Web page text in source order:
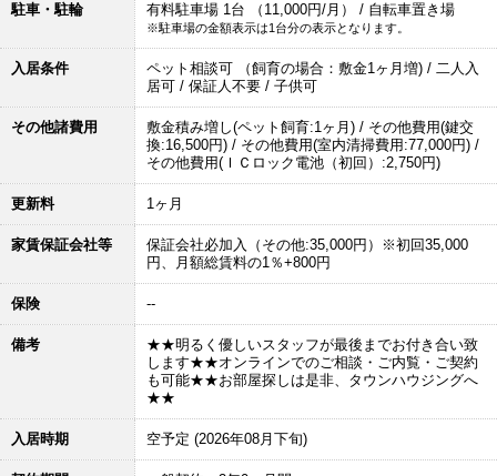
駐車・駐輪 有料駐車場 1台 （11,000円/月） / 自転車置き場
※駐車場の金額表示は1台分の表示となります。
入居条件
ペット相談可 （飼育の場合：敷金1ヶ月増) / 二人入
居可 / 保証人不要 / 子供可
その他諸費用
敷金積み増し(ペット飼育:1ヶ月) / その他費用(鍵交
換:16,500円) / その他費用(室内清掃費用:77,000円) /
その他費用(ＩＣロック電池（初回）:2,750円)
更新料 1ヶ月
家賃保証会社等
保証会社必加入（その他:35,000円）※初回35,000
円、月額総賃料の1％+800円
保険 --
備考
★★明るく優しいスタッフが最後までお付き合い致
します★★オンラインでのご相談・ご内覧・ご契約
も可能★★お部屋探しは是非、タウンハウジングへ
★★
入居時期 空予定 (2026年08月下旬)